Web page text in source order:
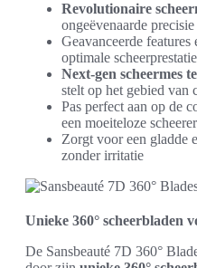
Revolutionaire
ongeëvenaarde precisie
Geavanceerde
optimale
Next-gen scheermes
stelt op het gebied van
Pas perfect aan op de
een moeiteloze
Zorgt voor een gladde
zonder irritatie
Unieke 360° scheerbladen
De Sansbeauté 7D 360°